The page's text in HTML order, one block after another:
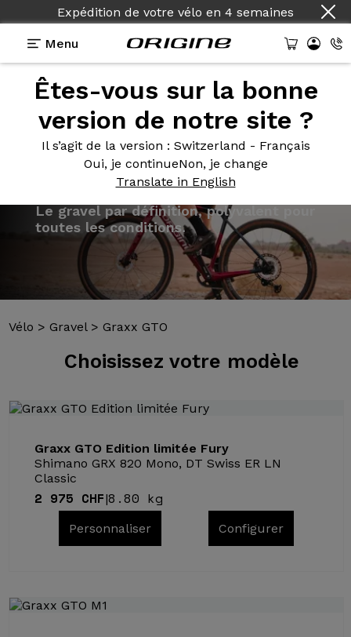
Expédition de votre vélo en 4 semaines
Menu
Êtes-vous sur la bonne
version de notre site ?
Il s’agit de la version : Switzerland - Français
Oui, je continueNon, je change
Translate in English
Modèles
Vélo > Gravel> Graxx GTO
Choisissez votre modèle
Graxx GTO Edition limitée Fury
Shimano GRX 820 Mono, DT Swiss ER LN
Classic
2 975 CHF|8.80 kg
Personnaliser Configurer